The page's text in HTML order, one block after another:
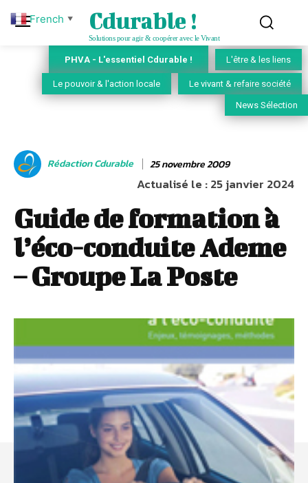
Cdurable !
Solutions pour agir & coopérer avec le Vivant
PHVA - L'essentiel Cdurable ! L'être & les liens
Le pouvoir & l'action locale Le vivant & refaire société
News Sélection
Rédaction Cdurable 25 novembre 2009
Actualisé le :25 janvier 2024
Guide de formation à
l’éco-conduite Ademe
– Groupe La Poste
French ▼